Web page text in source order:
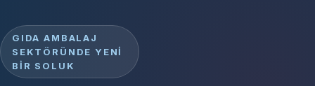
GIDA AMBALAJ
SEKTÖRÜNDE YENI
BIR SOLUK